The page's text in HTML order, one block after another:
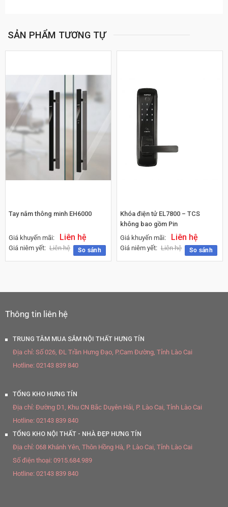
SẢN PHẨM TƯƠNG TỰ
So sánh
Tay nắm thông minh EH6000
Giá khuyến mãi: Liên hệ
Giá niêm yết: Liên hệ So sánh
Khóa điện tử EL7800 – TCS
không bao gồm Pin
Giá khuyến mãi:
Liên hệ
Giá niêm yết: Liên hệ
Thông tin liên hệ
TRUNG TÂM MUA SẮM NỘI THẤT HƯNG TÍN
Địa chỉ: Số 026, ĐL Trần Hưng Đạo, P.Cam Đường, Tỉnh Lào Cai
Hotline: 02143 839 840
TỔNG KHO HƯNG TÍN
Địa chỉ: Đường D1, Khu CN Bắc Duyên Hải, P. Lào Cai, Tỉnh Lào Cai
Hotline: 02143 839 840
TỔNG KHO NỘI THẤT - NHÀ ĐẸP HƯNG TÍN
Địa chỉ: 068 Khánh Yên, Thôn Hồng Hà, P. Lào Cai, Tỉnh Lào Cai
Số điện thoại: 0915.684.989
Hotline: 02143 839 840